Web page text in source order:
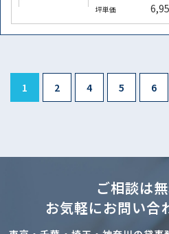
坪単価
1 2 4 5 6
ご相談は
お気軽にお問い合